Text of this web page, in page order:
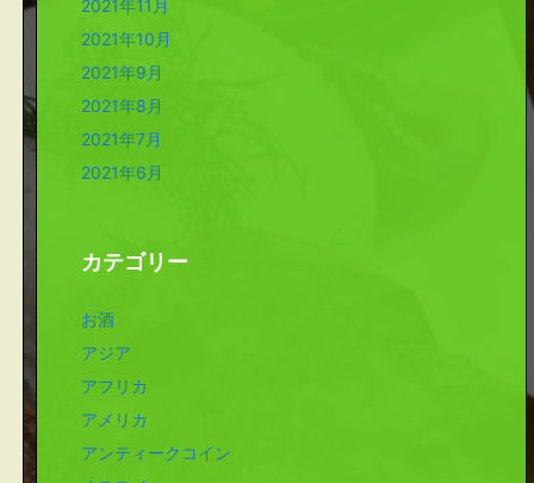
2021年11月
2021年10月
2021年9月
2021年8月
2021年7月
2021年6月
カテゴリー
お酒
アジア
アフリカ
アメリカ
アンティークコイン